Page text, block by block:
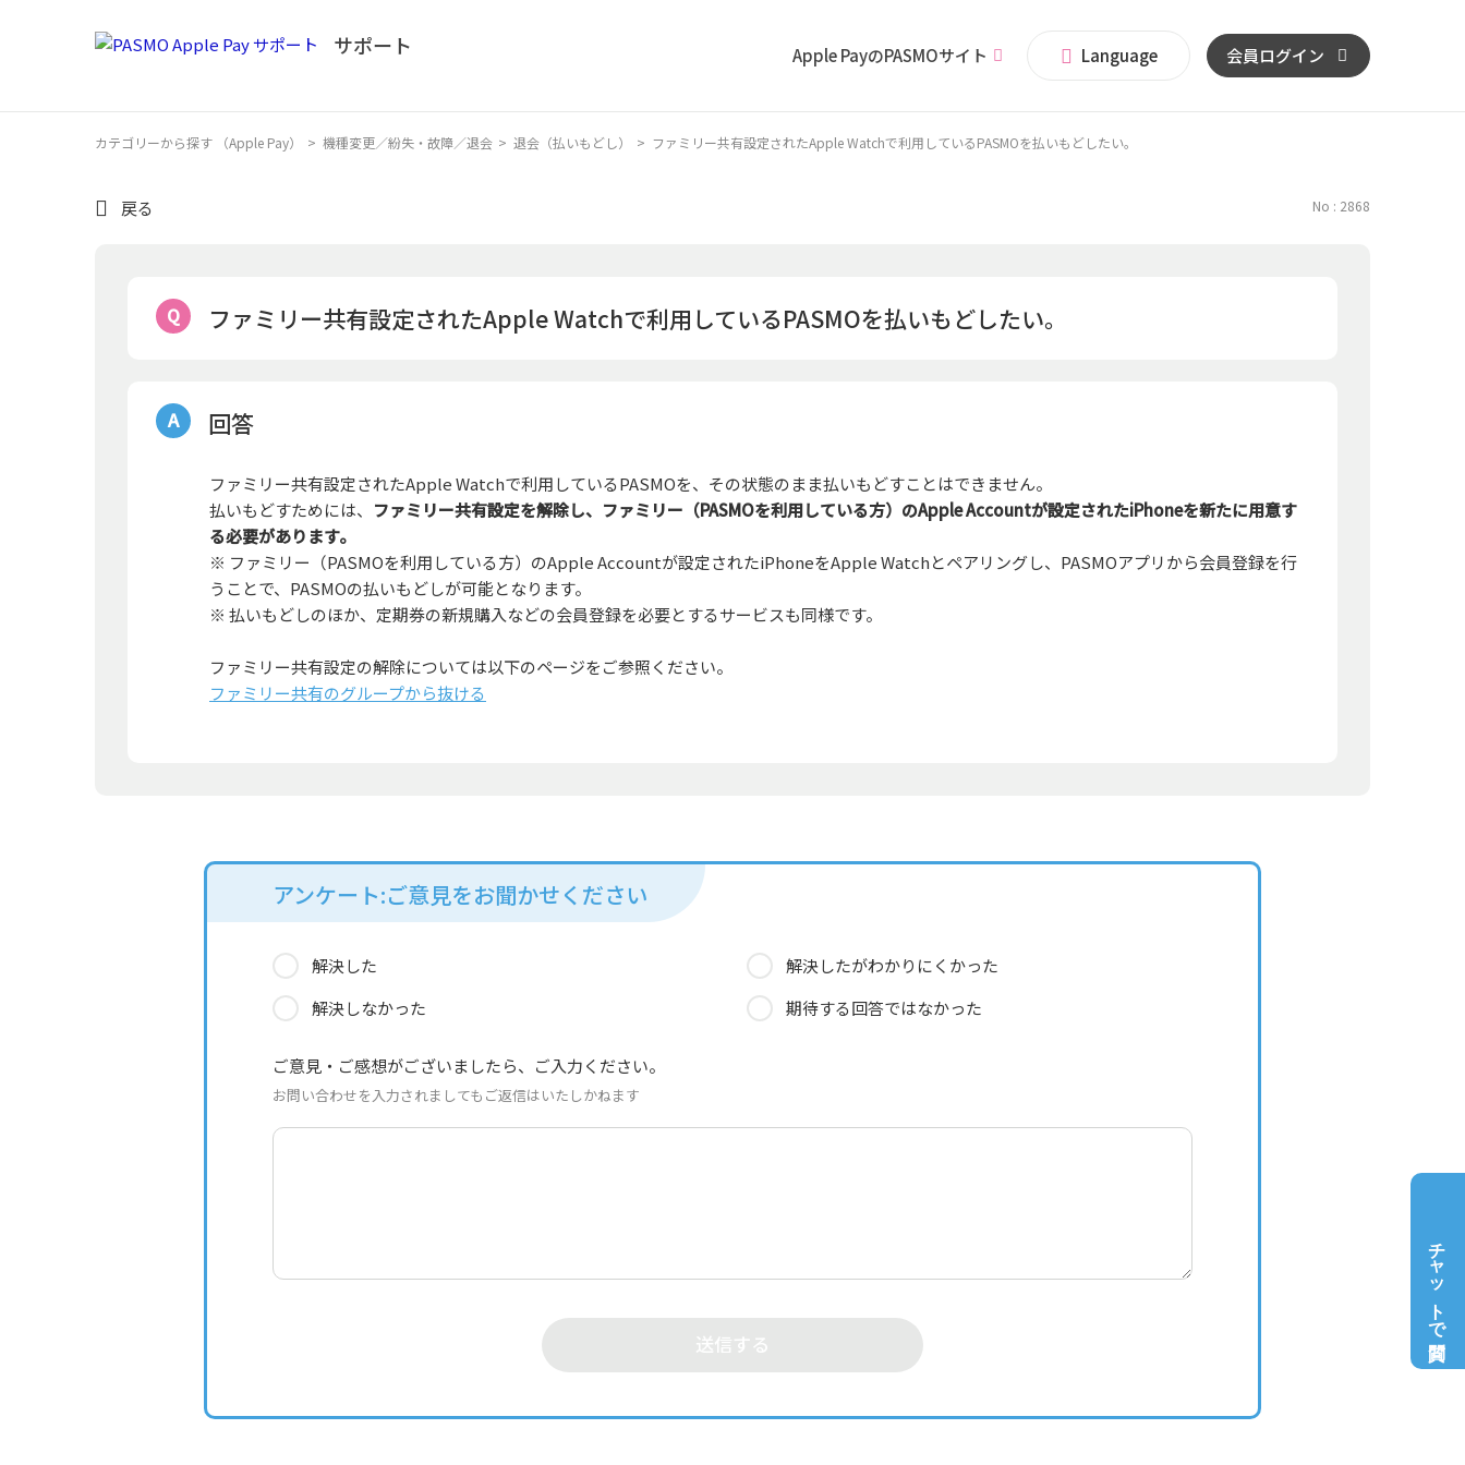
Apple PayのPASMOサイト Language 会員ログイン
チャットで質問
カテゴリーから探す （Apple Pay） > 機種変更／紛失・故障／退会 > 退会（払いもどし） > ファミリー共有設定されたApple Watchで利用しているPASMOを払いもどしたい。
戻る No : 2868
ファミリー共有設定されたApple Watchで利用しているPASMOを払いもどしたい。
回答
ファミリー共有設定されたApple Watchで利用しているPASMOを、その状態のまま払いもどすことはできません。
払いもどすためには、 ファミリー共有設定を解除し、ファミリー（PASMOを利用している方）のApple Accountが設定されたiPhoneを新たに用意す
る必要があります。
※ ファミリー（PASMOを利用している方）のApple Accountが設定されたiPhoneをApple Watchとペアリングし、PASMOアプリから会員登録を行
うことで、PASMOの払いもどしが可能となります。
※ 払いもどしのほか、定期券の新規購入などの会員登録を必要とするサービスも同様です。
ファミリー共有設定の解除については以下のページをご参照ください。
ファミリー共有のグループから抜ける
アンケート:ご意見をお聞かせください
解決した
解決したがわかりにくかった
解決しなかった
期待する回答ではなかった
ご意見・ご感想がございましたら、ご入力ください。
お問い合わせを入力されましてもご返信はいたしかねます